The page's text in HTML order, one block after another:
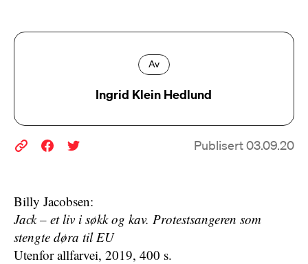
Av
Ingrid Klein Hedlund
Publisert 03.09.20
Billy Jacobsen:
Jack – et liv i søkk og kav. Protest­sangeren som
stengte døra til EU
Utenfor allfarvei, 2019, 400 s.